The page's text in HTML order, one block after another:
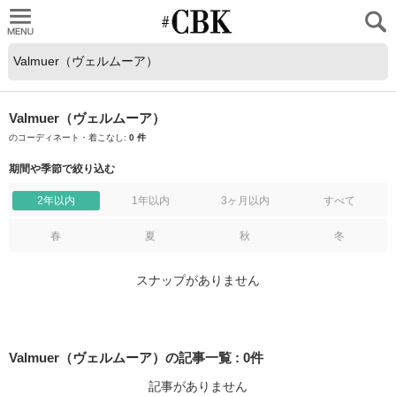
Valmuer（ヴェルムーア）
のコーディネート・着こなし: 0 件
期間や季節で絞り込む
2年以内 1年以内 3ヶ月以内 すべて
春 夏 秋 冬
スナップがありません
Valmuer（ヴェルムーア）の記事一覧 : 0件
記事がありません